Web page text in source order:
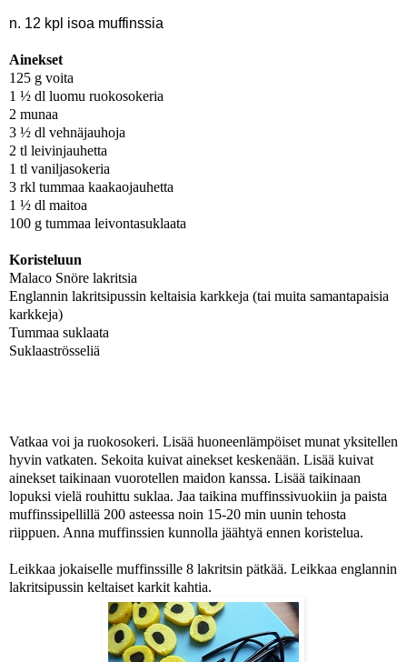
n. 12 kpl isoa muffinssia
Ainekset
125 g voita
1 ½ dl luomu ruokosokeria
2 munaa
3 ½ dl vehnäjauhoja
2 tl leivinjauhetta
1 tl vaniljasokeria
3 rkl tummaa kaakaojauhetta
1 ½ dl maitoa
100 g tummaa leivontasuklaata
Koristeluun
Malaco Snöre lakritsia
Englannin lakritsipussin keltaisia karkkeja (tai muita samantapaisia
karkkeja)
Tummaa suklaata
Suklaaströsseliä
Vatkaa voi ja ruokosokeri. Lisää huoneenlämpöiset munat yksitellen
hyvin vatkaten. Sekoita kuivat ainekset keskenään. Lisää kuivat
ainekset taikinaan vuorotellen maidon kanssa. Lisää taikinaan
lopuksi vielä rouhittu suklaa. Jaa taikina muffinssivuokiin ja paista
muffinssipellillä 200 asteessa noin 15-20 min uunin tehosta
riippuen. Anna muffinssien kunnolla jäähtyä ennen koristelua.
Leikkaa jokaiselle muffinssille 8 lakritsin pätkää. Leikkaa englannin
lakritsipussin keltaiset karkit kahtia.